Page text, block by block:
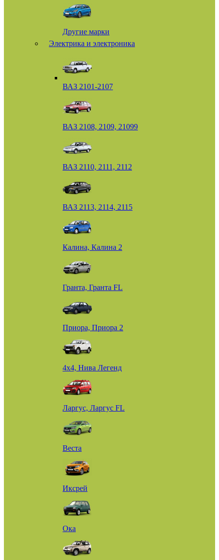
Другие марки
Электрика и электроника
ВАЗ 2101-2107
ВАЗ 2108, 2109, 21099
ВАЗ 2110, 2111, 2112
ВАЗ 2113, 2114, 2115
Калина, Калина 2
Гранта, Гранта FL
Приора, Приора 2
4х4, Нива Легенд
Ларгус, Ларгус FL
Веста
Иксрей
Ока